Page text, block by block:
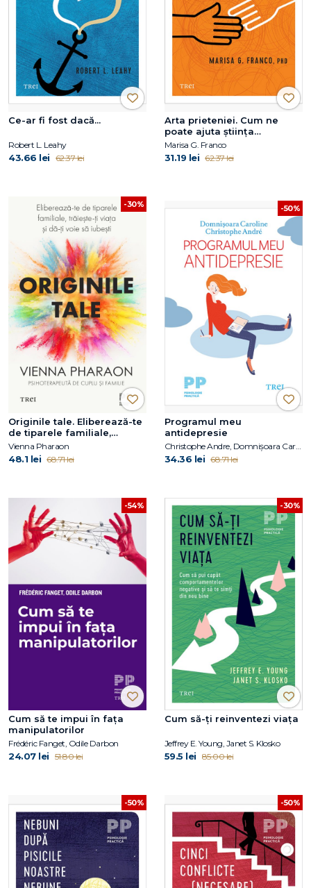
Ce-ar fi fost dacă...
Robert L. Leahy
43.66 lei 62.37 lei
Arta prieteniei. Cum ne
poate ajuta știința
atașamentului
Marisa G. Franco
31.19 lei 62.37 lei
-30%
Originile tale. Eliberează-te
de tiparele familiale,
trăiește-ți viața și dă-ți voie
să iubești
Vienna Pharaon
48.1 lei 68.71 lei
-50%
Programul meu
antidepresie
Christophe Andre, Domnișoara Caroline
34.36 lei 68.71 lei
-54%
Cum să te impui în fața
manipulatorilor
Frédéric Fanget, Odile Darbon
24.07 lei 51.80 lei
-30%
Cum să-ți reinventezi viața
Jeffrey E. Young, Janet S. Klosko
59.5 lei 85.00 lei
-50% -50%